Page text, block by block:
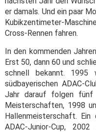
er damals. Und ein paar
Kubikzentimeter-
Cross-Rennen fahren.
In den kommenden
Erst 50, dann 60 und
schnell bekannt.
südbayerischen ADAC-
Jahr darauf folgen
Meisterschaften, 1998
Hallenmeisterschaft.
ADAC-Junior-Cup,